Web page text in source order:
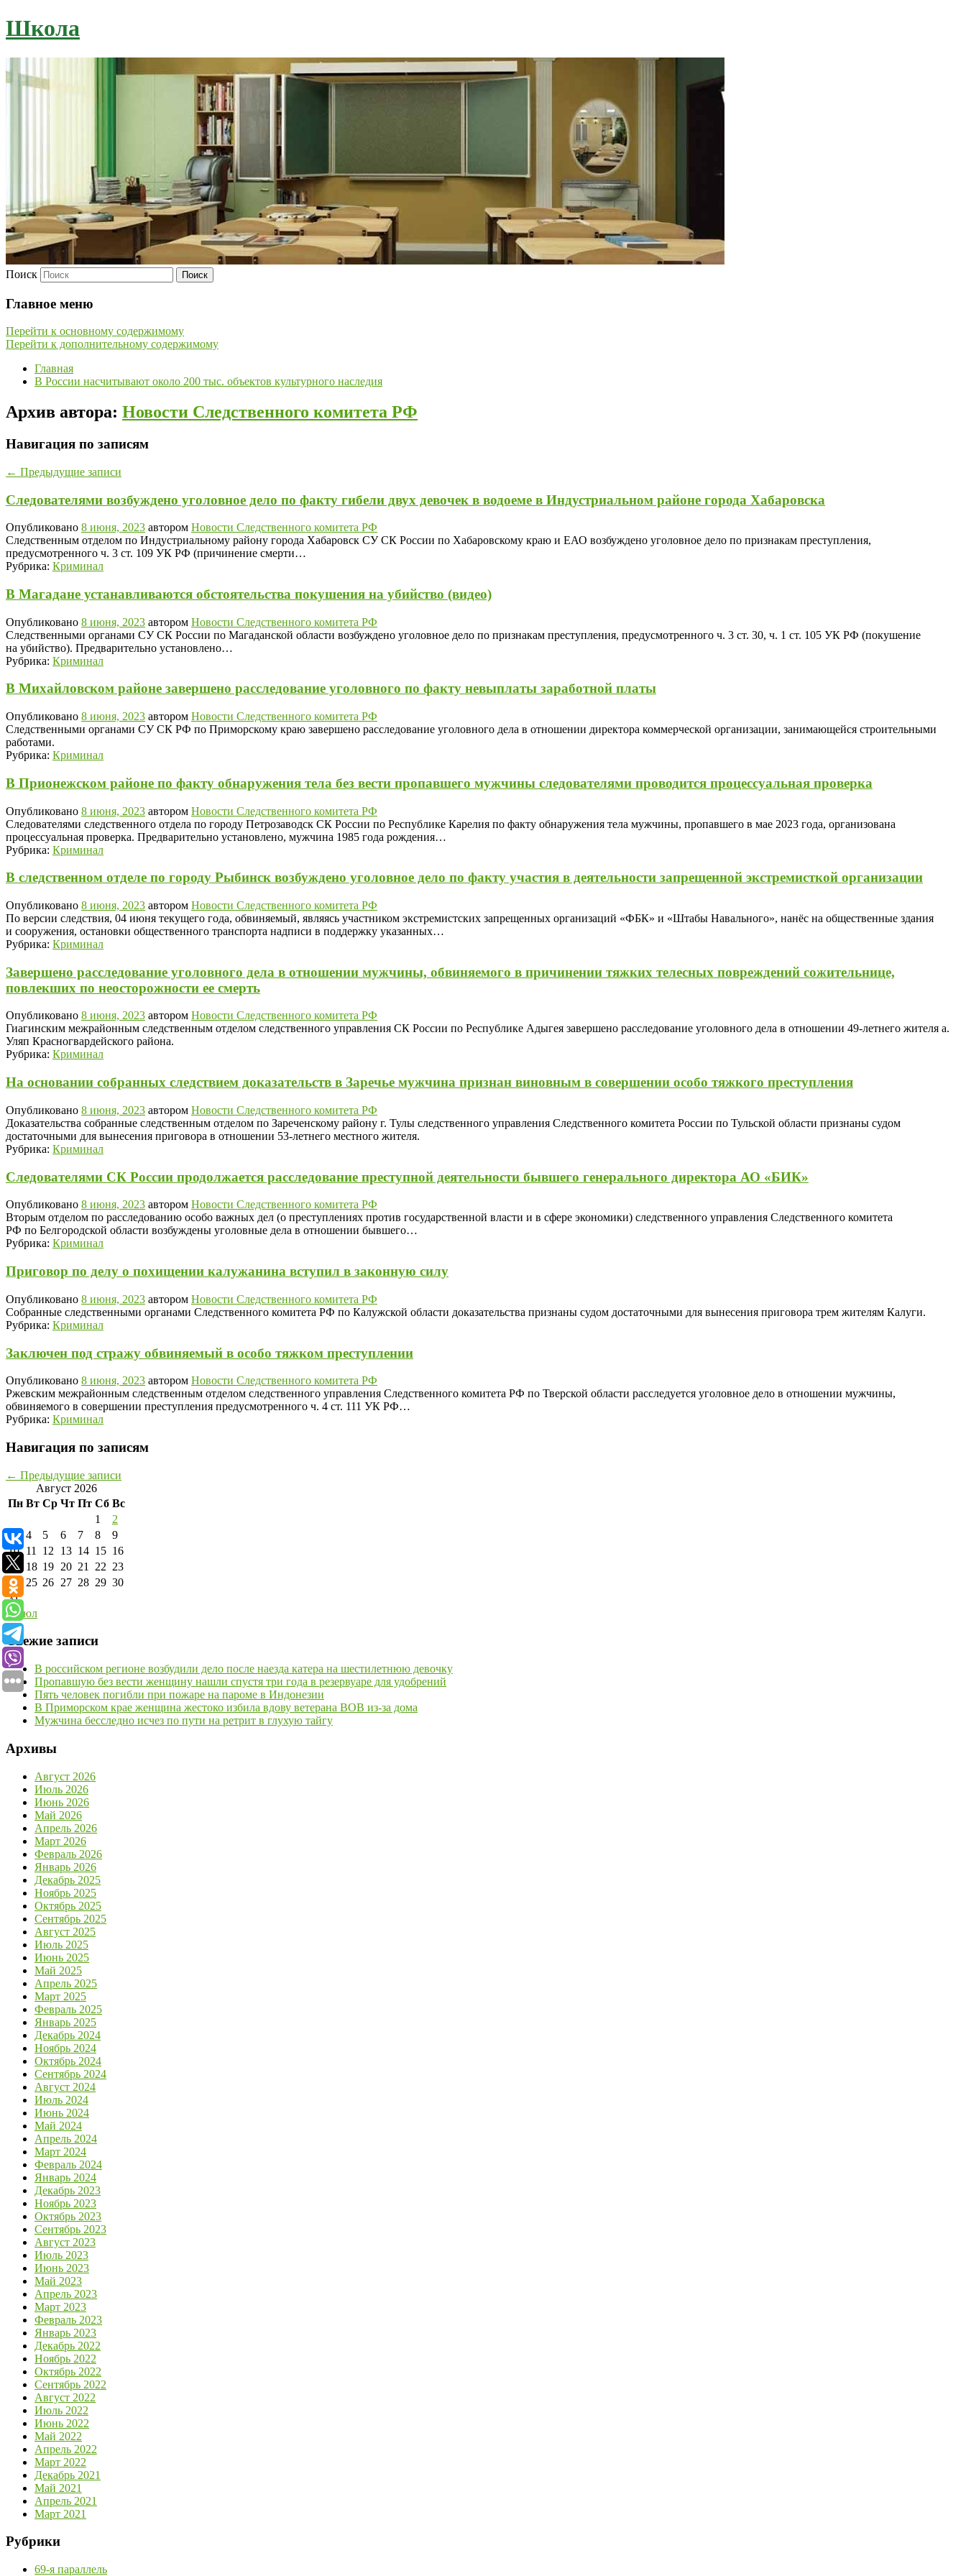
Школа
Поиск
Главное меню
Перейти к основному содержимому
Перейти к дополнительному содержимому
Главная
В России насчитывают около 200 тыс. объектов культурного наследия
Архив автора: Новости Следственного комитета РФ
Навигация по записям
← Предыдущие записи
Следователями возбуждено уголовное дело по факту гибели двух девочек в водоеме в Индустриальном районе города Хабаровска
Опубликовано 8 июня, 2023 автором Новости Следственного комитета РФ
Следственным отделом по Индустриальному району города Хабаровск СУ СК России по Хабаровскому краю и ЕАО возбуждено уголовное дело по признакам преступления,
предусмотренного ч. 3 ст. 109 УК РФ (причинение смерти…
Рубрика: Криминал
В Магадане устанавливаются обстоятельства покушения на убийство (видео)
Опубликовано 8 июня, 2023 автором Новости Следственного комитета РФ
Следственными органами СУ СК России по Магаданской области возбуждено уголовное дело по признакам преступления, предусмотренного ч. 3 ст. 30, ч. 1 ст. 105 УК РФ (покушение
на убийство). Предварительно установлено…
Рубрика: Криминал
В Михайловском районе завершено расследование уголовного по факту невыплаты заработной платы
Опубликовано 8 июня, 2023 автором Новости Следственного комитета РФ
Следственными органами СУ СК РФ по Приморскому краю завершено расследование уголовного дела в отношении директора коммерческой организации, занимающейся строительными
работами.
Рубрика: Криминал
В Прионежском районе по факту обнаружения тела без вести пропавшего мужчины следователями проводится процессуальная проверка
Опубликовано 8 июня, 2023 автором Новости Следственного комитета РФ
Следователями следственного отдела по городу Петрозаводск СК России по Республике Карелия по факту обнаружения тела мужчины, пропавшего в мае 2023 года, организована
процессуальная проверка. Предварительно установлено, мужчина 1985 года рождения…
Рубрика: Криминал
В следственном отделе по городу Рыбинск возбуждено уголовное дело по факту участия в деятельности запрещенной экстремисткой организации
Опубликовано 8 июня, 2023 автором Новости Следственного комитета РФ
По версии следствия, 04 июня текущего года, обвиняемый, являясь участником экстремистских запрещенных организаций «ФБК» и «Штабы Навального», нанёс на общественные здания
и сооружения, остановки общественного транспорта надписи в поддержку указанных…
Рубрика: Криминал
Завершено расследование уголовного дела в отношении мужчины, обвиняемого в причинении тяжких телесных повреждений сожительнице,
повлекших по неосторожности ее смерть
Опубликовано 8 июня, 2023 автором Новости Следственного комитета РФ
Гиагинским межрайонным следственным отделом следственного управления СК России по Республике Адыгея завершено расследование уголовного дела в отношении 49-летнего жителя а.
Уляп Красногвардейского района.
Рубрика: Криминал
На основании собранных следствием доказательств в Заречье мужчина признан виновным в совершении особо тяжкого преступления
Опубликовано 8 июня, 2023 автором Новости Следственного комитета РФ
Доказательства собранные следственным отделом по Зареченскому району г. Тулы следственного управления Следственного комитета России по Тульской области признаны судом
достаточными для вынесения приговора в отношении 53-летнего местного жителя.
Рубрика: Криминал
Следователями СК России продолжается расследование преступной деятельности бывшего генерального директора АО «БИК»
Опубликовано 8 июня, 2023 автором Новости Следственного комитета РФ
Вторым отделом по расследованию особо важных дел (о преступлениях против государственной власти и в сфере экономики) следственного управления Следственного комитета
РФ по Белгородской области возбуждены уголовные дела в отношении бывшего…
Рубрика: Криминал
Приговор по делу о похищении калужанина вступил в законную силу
Опубликовано 8 июня, 2023 автором Новости Следственного комитета РФ
Собранные следственными органами Следственного комитета РФ по Калужской области доказательства признаны судом достаточными для вынесения приговора трем жителям Калуги.
Рубрика: Криминал
Заключен под стражу обвиняемый в особо тяжком преступлении
Опубликовано 8 июня, 2023 автором Новости Следственного комитета РФ
Ржевским межрайонным следственным отделом следственного управления Следственного комитета РФ по Тверской области расследуется уголовное дело в отношении мужчины,
обвиняемого в совершении преступления предусмотренного ч. 4 ст. 111 УК РФ…
Рубрика: Криминал
Навигация по записям
← Предыдущие записи
Август 2026
Пн Вт Ср Чт Пт Сб Вс
1
2
3
4 5 6 7 8
9
10 11 12 13 14 15 16
17 18 19 20 21 22 23
24
25 26 27 28 29 30
31
« Июл
Свежие записи
В российском регионе возбудили дело после наезда катера на шестилетнюю девочку
Пропавшую без вести женщину нашли спустя три года в резервуаре для удобрений
Пять человек погибли при пожаре на пароме в Индонезии
В Приморском крае женщина жестоко избила вдову ветерана ВОВ из-за дома
Мужчина бесследно исчез по пути на ретрит в глухую тайгу
Архивы
Август 2026
Июль 2026
Июнь 2026
Май 2026
Апрель 2026
Март 2026
Февраль 2026
Январь 2026
Декабрь 2025
Ноябрь 2025
Октябрь 2025
Сентябрь 2025
Август 2025
Июль 2025
Июнь 2025
Май 2025
Апрель 2025
Март 2025
Февраль 2025
Январь 2025
Декабрь 2024
Ноябрь 2024
Октябрь 2024
Сентябрь 2024
Август 2024
Июль 2024
Июнь 2024
Май 2024
Апрель 2024
Март 2024
Февраль 2024
Январь 2024
Декабрь 2023
Ноябрь 2023
Октябрь 2023
Сентябрь 2023
Август 2023
Июль 2023
Июнь 2023
Май 2023
Апрель 2023
Март 2023
Февраль 2023
Январь 2023
Декабрь 2022
Ноябрь 2022
Октябрь 2022
Сентябрь 2022
Август 2022
Июль 2022
Июнь 2022
Май 2022
Апрель 2022
Март 2022
Декабрь 2021
Май 2021
Апрель 2021
Март 2021
Рубрики
69-я параллель